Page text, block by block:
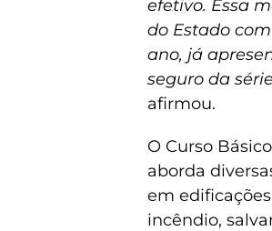
efetivo. Essa
do Estado
ano, já
seguro da
afirmou.
O Curso
aborda
em
incêndio,